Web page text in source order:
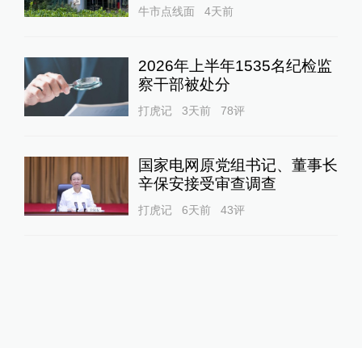
牛市点线面 4天前
2026年上半年1535名纪检监
察干部被处分
打虎记 3天前 78评
国家电网原党组书记、董事长
辛保安接受审查调查
打虎记 6天前 43评